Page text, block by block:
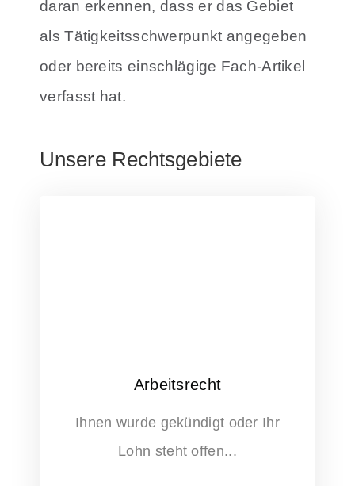
daran erkennen, dass er das Gebiet
als Tätigkeitsschwerpunkt angegeben
oder bereits einschlägige Fach-Artikel
verfasst hat.
Unsere Rechtsgebiete
Arbeitsrecht
Ihnen wurde gekündigt oder Ihr
Lohn steht offen...